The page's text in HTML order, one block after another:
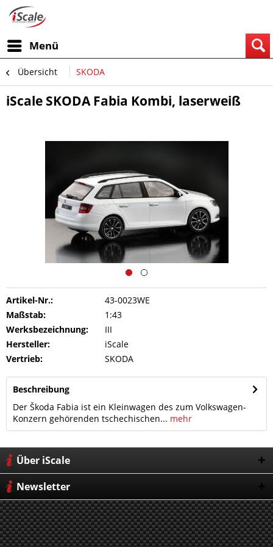
Menü
Übersicht SKODA
iScale SKODA Fabia Kombi, laserweiß
Artikel-Nr.:
43-0023WE
Maßstab:
1:43
Werksbezeichnung:
III
Hersteller:
iScale
Vertrieb:
SKODA
Beschreibung
Der Škoda Fabia ist ein Kleinwagen des zum Volkswagen-
Konzern gehörenden tschechischen... mehr
Über iScale
Newsletter